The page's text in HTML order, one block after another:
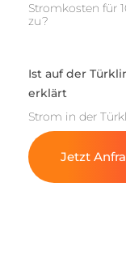
Stromkosten für
zu?
Ist auf der
erklärt
Strom in der
Jetzt